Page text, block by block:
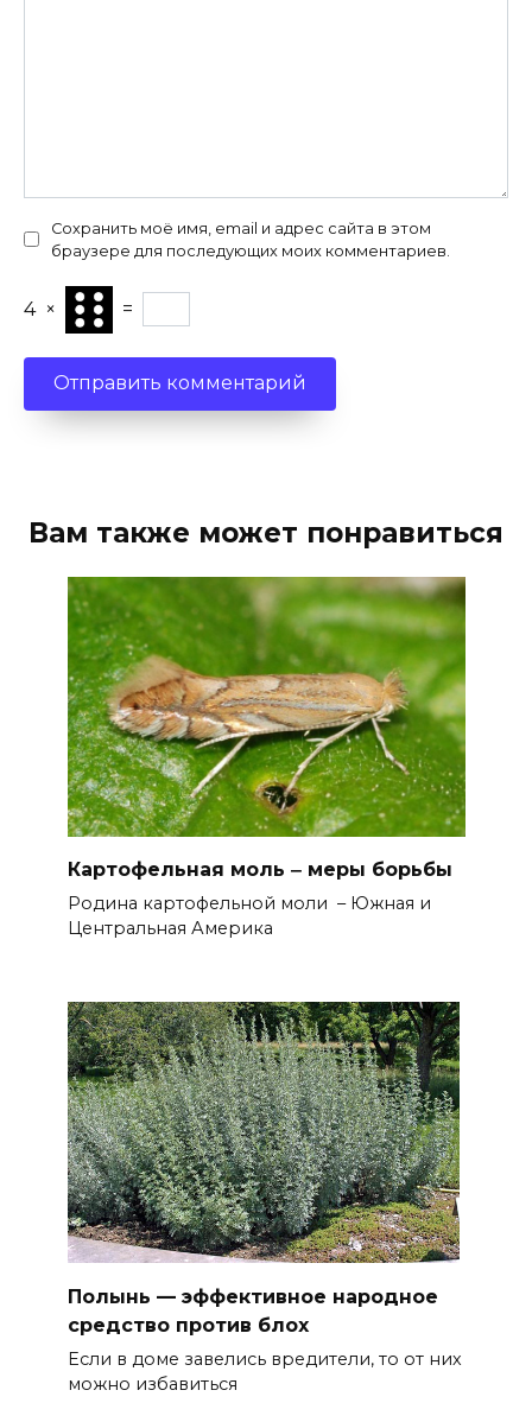
Сохранить моё имя, email и адрес сайта в этом
браузере для последующих моих комментариев.
4 × =
Вам также может понравиться
Картофельная моль ‒ меры борьбы
Родина картофельной моли – Южная и
Центральная Америка
Полынь — эффективное народное
средство против блох
Если в доме завелись вредители, то от них
можно избавиться